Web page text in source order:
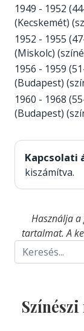
1949 - 1952
(Kecskemét)
1952 - 1955
(Miskolc)
1956 - 1959
(Budapest)
1960 - 1968
(Budapest)
Kapcsolati
kiszámítva.
Használja
tartalmat. A